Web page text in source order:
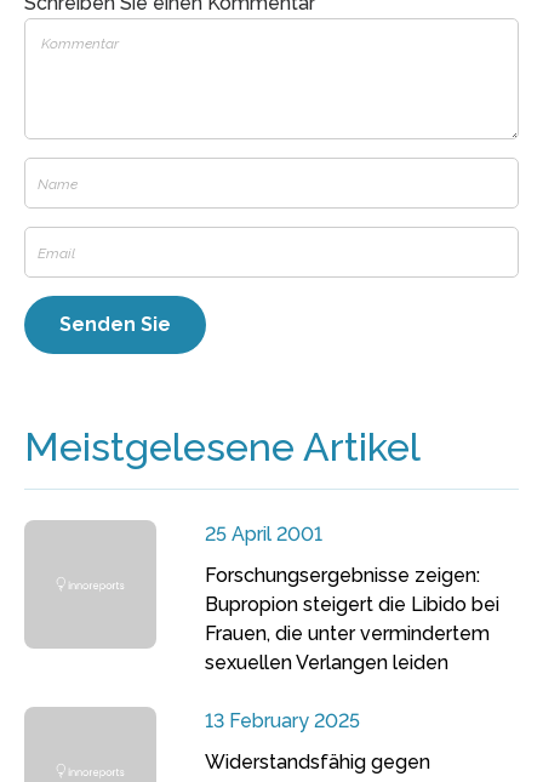
Meistgelesene Artikel
25 April 2001
Forschungsergebnisse zeigen:
Bupropion steigert die Libido bei
Frauen, die unter vermindertem
sexuellen Verlangen leiden
13 February 2025
Widerstandsfähig gegen